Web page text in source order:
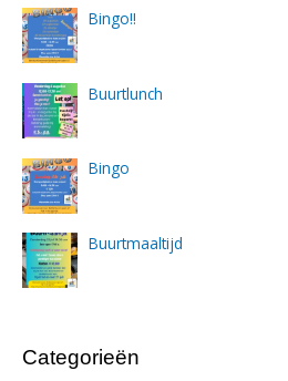
Bingo!!
Buurtlunch
Bingo
Buurtmaaltijd
Categorieën